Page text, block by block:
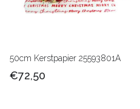
50cm Kerstpapier 25593801A
€72,50